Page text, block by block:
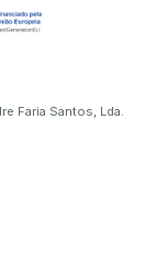
Faria Santos, Lda.